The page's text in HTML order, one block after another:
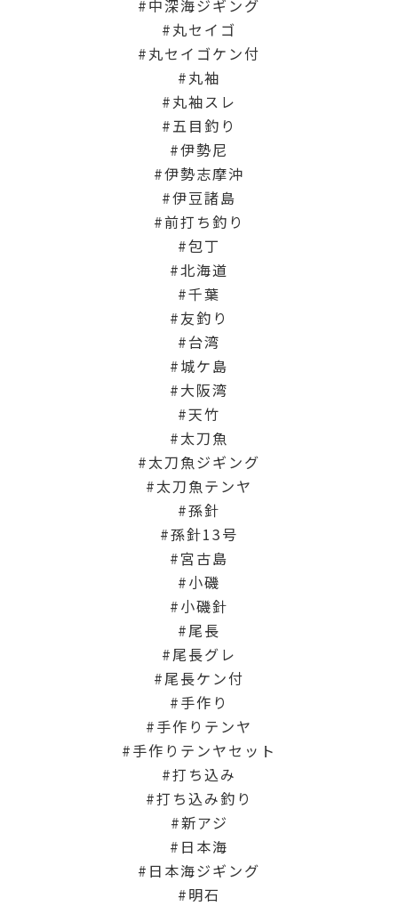
中深海ジギング
丸セイゴ
丸セイゴケン付
丸袖
丸袖スレ
五目釣り
伊勢尼
伊勢志摩沖
伊豆諸島
前打ち釣り
包丁
北海道
千葉
友釣り
台湾
城ケ島
大阪湾
天竹
太刀魚
太刀魚ジギング
太刀魚テンヤ
孫針
孫針13号
宮古島
小磯
小磯針
尾長
尾長グレ
尾長ケン付
手作り
手作りテンヤ
手作りテンヤセット
打ち込み
打ち込み釣り
新アジ
日本海
日本海ジギング
明石